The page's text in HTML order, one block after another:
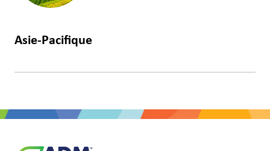
Espagne
Asie-Pacifique
Chine